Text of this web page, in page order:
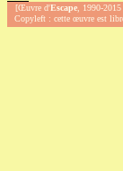
[Œuvre d'Escape, 1990-
Copyleft : cette œuvre est